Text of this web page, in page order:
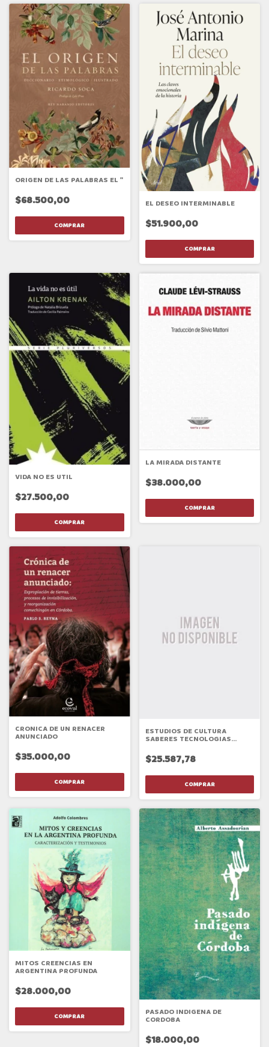
ORIGEN DE LAS PALABRAS EL "
$68.500,00 EL DESEO INTERMINABLE
$51.900,00
VIDA NO ES UTIL
$27.500,00
LA MIRADA DISTANTE
$38.000,00
CRONICA DE UN RENACER
ANUNCIADO
$35.000,00
ESTUDIOS DE CULTURA
SABERES TECNOLOGIAS
$25.587,78
MITOS CREENCIAS EN
ARGENTINA PROFUNDA
$28.000,00
PASADO INDIGENA DE
CORDOBA
$18.000,00